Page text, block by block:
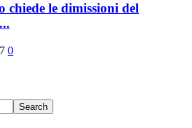
le dimissioni del
0